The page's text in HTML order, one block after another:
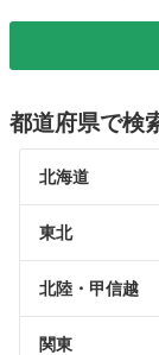
都道府県で検
北海道
東北
北陸・甲信越
関東